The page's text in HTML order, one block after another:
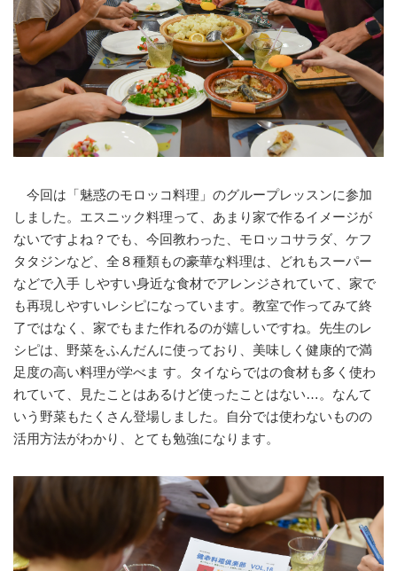
今回は「魅惑のモロッコ料理」のグループレッスンに参加
しました。エスニック料理って、あまり家で作るイメージが
ないですよね？でも、今回教わった、モロッコサラダ、ケフ
タタジンなど、全８種類もの豪華な料理は、どれもスーパー
などで入手 しやすい身近な食材でアレンジされていて、家で
も再現しやすいレシピになっています。教室で作ってみて終
了ではなく、家でもまた作れるのが嬉しいですね。先生のレ
シピは、野菜をふんだんに使っており、美味しく健康的で満
足度の高い料理が学べま す。タイならではの食材も多く使わ
れていて、見たことはあるけど使ったことはない…。なんて
いう野菜もたくさん登場しました。自分では使わないものの
活用方法がわかり、とても勉強になります。